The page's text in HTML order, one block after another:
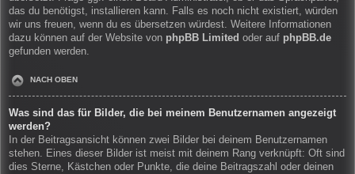
das du benötigst, installieren kann. Falls es noch nicht existiert, würden
wir uns freuen, wenn du es übersetzen würdest. Weitere Informationen
dazu können auf der Website von phpBB Limited oder auf phpBB.de
gefunden werden.
NACH OBEN
Was sind das für Bilder, die bei meinem Benutzernamen angezeigt
werden?
In der Beitragsansicht können zwei Bilder bei deinem Benutzernamen
stehen. Eines dieser Bilder ist meist mit deinem Rang verknüpft: Oft sind
dies Sterne, Kästchen oder Punkte, die deine Beitragszahl oder deinen